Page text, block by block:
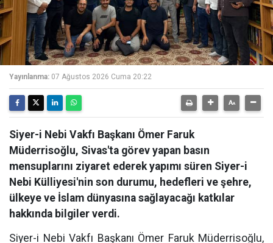
Yayınlanma: 07 Ağustos 2026 Cuma 20:22
Siyer-i Nebi Vakfı Başkanı Ömer Faruk
Müderrisoğlu, Sivas'ta görev yapan basın
mensuplarını ziyaret ederek yapımı süren Siyer-i
Nebi Külliyesi'nin son durumu, hedefleri ve şehre,
ülkeye ve İslam dünyasına sağlayacağı katkılar
hakkında bilgiler verdi.
Siyer-i Nebi Vakfı Başkanı Ömer Faruk Müderrisoğlu,